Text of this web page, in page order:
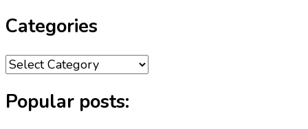
Categories
Categories
Popular posts: